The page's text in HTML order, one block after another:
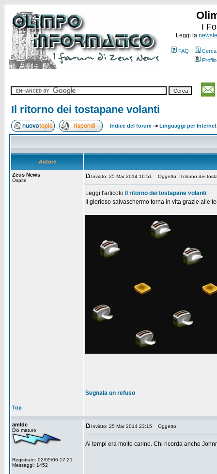
I
Leggi la
FAQ
Cerca
Profilo
Il ritorno dei tostapane volanti
Indice del forum -> Linguaggi per Internet
Autore
Zeus News
Ospite
Inviato: 25 Mar 2014 16:51 Oggetto: Il ritorno dei
Leggi l'articolo
Il ritorno dei tostapane volanti
Il glorioso salvaschermo torna in vita grazie alle
Segnala un refuso
Top
amldc
Dio maturo
Registrato: 02/05/06 17:21
Messaggi: 1452
Inviato: 25 Mar 2014 23:15 Oggetto:
Ai tempi era molto carino. Chi ricorda anche